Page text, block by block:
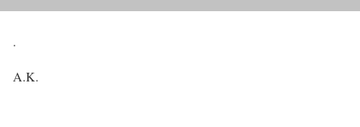
.
A.K.